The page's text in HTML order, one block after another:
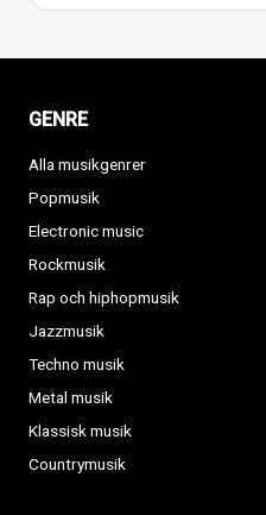
GENRE
Alla musikgenrer
Popmusik
Electronic music
Rockmusik
Rap och hiphopmusik
Jazzmusik
Techno musik
Metal musik
Klassisk musik
Countrymusik